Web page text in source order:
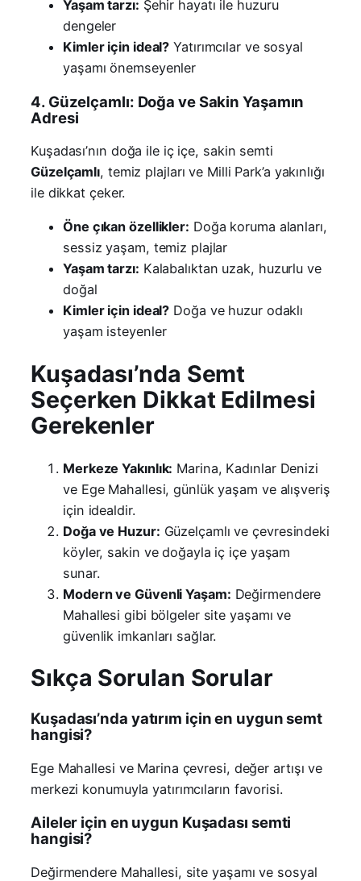
Yaşam tarzı: Şehir hayatı ile huzuru
dengeler
Kimler için ideal? Yatırımcılar ve sosyal
yaşamı önemseyenler
4. Güzelçamlı: Doğa ve Sakin Yaşamın
Adresi
Kuşadası’nın doğa ile iç içe, sakin semti
Güzelçamlı, temiz plajları ve Milli Park’a yakınlığı
ile dikkat çeker.
Öne çıkan özellikler: Doğa koruma alanları,
sessiz yaşam, temiz plajlar
Yaşam tarzı: Kalabalıktan uzak, huzurlu ve
doğal
Kimler için ideal? Doğa ve huzur odaklı
yaşam isteyenler
Kuşadası’nda Semt
Seçerken Dikkat Edilmesi
Gerekenler
Merkeze Yakınlık: Marina, Kadınlar Denizi
ve Ege Mahallesi, günlük yaşam ve alışveriş
için idealdir.
Doğa ve Huzur: Güzelçamlı ve çevresindeki
köyler, sakin ve doğayla iç içe yaşam
sunar.
Modern ve Güvenli Yaşam: Değirmendere
Mahallesi gibi bölgeler site yaşamı ve
güvenlik imkanları sağlar.
Sıkça Sorulan Sorular
Kuşadası’nda yatırım için en uygun semt
hangisi?
Ege Mahallesi ve Marina çevresi, değer artışı ve
merkezi konumuyla yatırımcıların favorisi.
Aileler için en uygun Kuşadası semti
hangisi?
Değirmendere Mahallesi, site yaşamı ve sosyal